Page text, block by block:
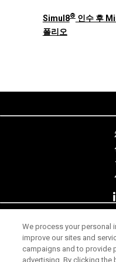
Simul8®인수 후
폴리오
© 2026 Minitab,
We process your personal
improve our sites and
campaigns and to provide
advertising. By clicking the